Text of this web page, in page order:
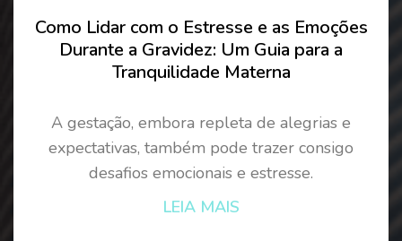
Como Lidar com o Estresse e as Emoções
Durante a Gravidez: Um Guia para a
Tranquilidade Materna
A gestação, embora repleta de alegrias e
expectativas, também pode trazer consigo
desafios emocionais e estresse.
LEIA MAIS